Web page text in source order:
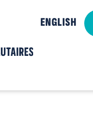
ENGLISH